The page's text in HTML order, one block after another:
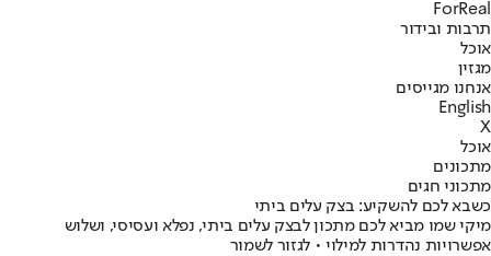
ForReal
תרבות ובידור
אוכל
מגזין
אנחנו מגייסים
English
X
אוכל
מתכונים
מתכוני חגים
כשבא לכם להשקיע: בצק עלים ביתי
מיקי שמו מביא לכם מתכון לבצק עלים ביתי, נפלא ועסיסי, ושלוש
אפשרויות נהדרות למילוי • לגזור לשמור